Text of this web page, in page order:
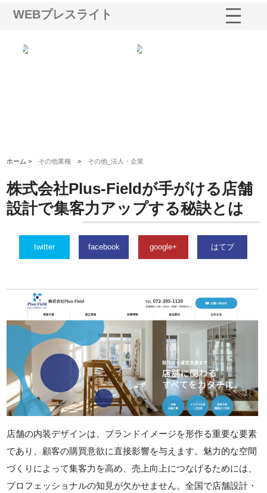
WEBプレスライト
ホーム > その他業種 > その他_法人・企業
株式会社Plus-Fieldが手がける店舗
設計で集客力アップする秘訣とは
twitter facebook google+ はてブ
店舗の内装デザインは、ブランドイメージを形作る重要な要素
であり、顧客の購買意欲に直接影響を与えます。魅力的な空間
づくりによって集客力を高め、売上向上につなげるためには、
プロフェッショナルの知見が欠かせません。全国で店舗設計・